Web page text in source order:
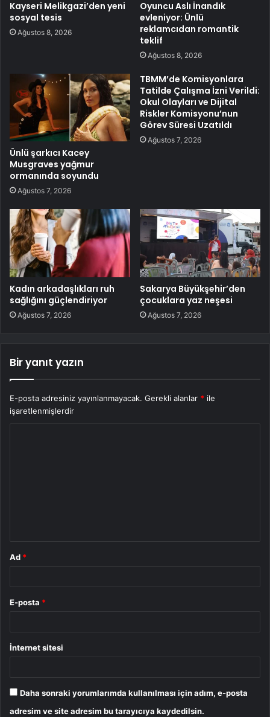
Kayseri Melikgazi’den yeni
sosyal tesis
Ağustos 8, 2026
Oyuncu Aslı İnandık
evleniyor: Ünlü
reklamcıdan romantik
teklif
Ağustos 8, 2026
Ünlü şarkıcı Kacey
Musgraves yağmur
ormanında soyundu
Ağustos 7, 2026
TBMM’de Komisyonlara
Tatilde Çalışma İzni Verildi:
Okul Olayları ve Dijital
Riskler Komisyonu’nun
Görev Süresi Uzatıldı
Ağustos 7, 2026
Kadın arkadaşlıkları ruh
sağlığını güçlendiriyor
Ağustos 7, 2026
Sakarya Büyükşehir’den
çocuklara yaz neşesi
Ağustos 7, 2026
Bir yanıt yazın
E-posta adresiniz yayınlanmayacak. Gerekli alanlar * ile
işaretlenmişlerdir
Ad *
E-posta *
İnternet sitesi
Daha sonraki yorumlarımda kullanılması için adım, e-posta
adresim ve site adresim bu tarayıcıya kaydedilsin.